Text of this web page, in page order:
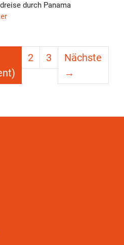
durch Panama
2 3
Nächste
→